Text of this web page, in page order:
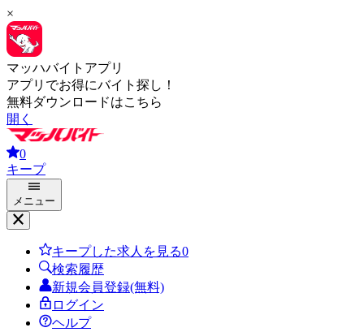
×
マッハバイトアプリ
アプリでお得にバイト探し！
無料ダウンロードはこちら
開く
0
キープ
メニュー
キープした求人を見る0
検索履歴
新規会員登録(無料)
ログイン
ヘルプ